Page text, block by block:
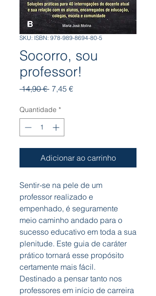
SKU: ISBN: 978-989-8694-80-5
Socorro, sou
professor!
14,90 € Preço
7,45 €Preço
Quantidade *
Adicionar ao carrinho
Sentir-se na pele de um
professor realizado e
empenhado, é seguramente
meio caminho andado para o
sucesso educativo em toda a sua
plenitude. Este guia de caráter
prático tornará esse propósito
certamente mais fácil.
Destinado a pensar tanto nos
professores em início de carreira